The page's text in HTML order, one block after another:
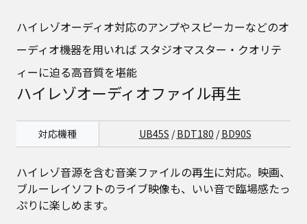
ハイレゾオーディオ対応のアンプやスピーカーなどのオ
ーディオ機器を用いれば スタジオマスター・クオリテ
ィーに迫る高音質を堪能
ハイレゾオーディオファイル再生
対応機種 UB45S /BDT180 /BD90S
ハイレゾ音源を含む音楽ファイルの再生に対応。映画、
ブルーレイソフトのライブ映像も、いい音で臨場感たっ
ぷりに楽しめます。